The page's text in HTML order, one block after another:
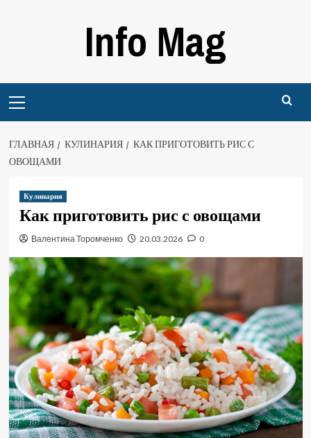
Info Mag
Menu
ГЛАВНАЯ КУЛИНАРИЯ
КАК ПРИГОТОВИТЬ РИС С
ОВОЩАМИ
Кулинария
Как приготовить рис с овощами
Валентина Торомченко 20.03.2026 0